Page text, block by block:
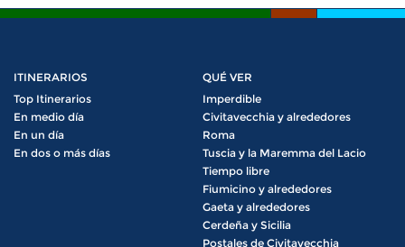
ITINERARIOS
Top Itinerarios
En medio día
En un día
En dos o más días
QUÉ VER
Imperdible
Civitavecchia y alrededores
Roma
Tuscia y la Maremma del Lacio
Tiempo libre
Fiumicino y alrededores
Gaeta y alrededores
Cerdeña y Sicilia
Postales de Civitavecchia